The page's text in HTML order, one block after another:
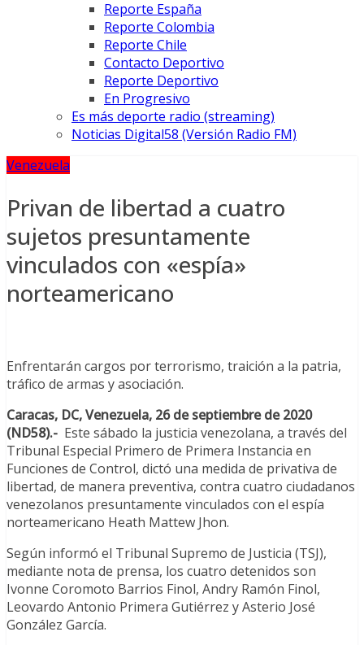
Reporte España
Reporte Colombia
Reporte Chile
Contacto Deportivo
Reporte Deportivo
En Progresivo
Es más deporte radio (streaming)
Noticias Digital58 (Versión Radio FM)
Venezuela
Privan de libertad a cuatro
sujetos presuntamente
vinculados con «espía»
norteamericano
Enfrentarán cargos por terrorismo, traición a la patria,
tráfico de armas y asociación.
Caracas, DC, Venezuela, 26 de septiembre de 2020
(ND58).- Este sábado la justicia venezolana, a través del
Tribunal Especial Primero de Primera Instancia en
Funciones de Control, dictó una medida de privativa de
libertad, de manera preventiva, contra cuatro ciudadanos
venezolanos presuntamente vinculados con el espía
norteamericano Heath Mattew Jhon.
Según informó el Tribunal Supremo de Justicia (TSJ),
mediante nota de prensa, los cuatro detenidos son
Ivonne Coromoto Barrios Finol, Andry Ramón Finol,
Leovardo Antonio Primera Gutiérrez y Asterio José
González García.